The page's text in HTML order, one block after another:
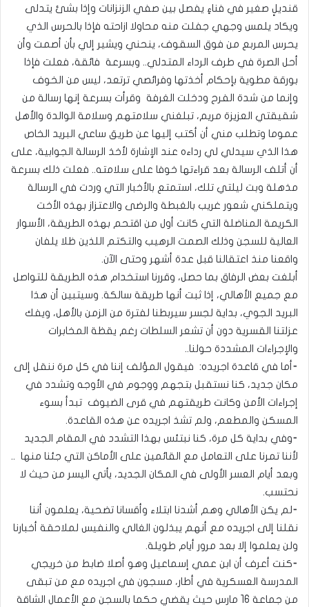
قنديلٍ صغير في فناءٍ يفصل بين صفي الزنزانات وإذا بشئ يتدلى
ويكاد يلمس وجهي جفلت منه محاولا ازاحته فإذا بالحرس الذي
يحرس المربع من فوق السقوف، ينحني ويشير إلي بأن أصمت وأن
أحل الصرة في طرف الرداء المتدلي.. وبسرعة فائقة، فعلت فإذا
بورقة مطوية بإحكام أخذتها وفرائصي ترتعد، ليس من الخوف
وإنما من شدة الفرح ودخلت الغرفة وقرأت بسرعة إنها رسالة من
شقيقتي العزيزة مريم، تبلغني سلامتهم وسلامة الوالدة والأهل
عموما وتطلب مني أن أكتب إليها عن طريق ساعي البريد الخاص
هذا الذي سيدلي لي رداءه عند الإشارة لأخذ الرسالة الجوابية، على
أن أتلف الرسالة بعد قراءتها خوفا على سلامته.. فعلت ذلك بسرعة
مذهلة وبت ليلتي تلك، استمتع بالأخبار التي وردت في الرسالة
ويتملكني شعور غريب بالغبطة والرضى والاعتزاز بهذه الأخت
الكريمة المناضلة التي كانت أول من اقتحم بهذه الطريقة، الأسوار
العالية للسجن وذلك الصمت الرهيب والتكتم اللذين ظلا يلفان
واقعنا منذ اعتقالنا قبل عدة أشهر وحتى الآن.
أبلغت بعض الرفاق بما حصل، وقررنا استخدام هذه الطريقة للتواصل
مع جميع الأهالي، إذا ثبت أنها طريقة سالكة. وسيتبين أن هذا
البريد الجوي، بداية لجسر سيربطنا لفترة من الزمن بالأهل، ويفك
عزلتنا القسرية دون أن تشعر السلطات رغم يقظة المخابرات
والإجراءات المشددة حولنا..
⁃أما في قاعدة اجريده: فيقول المؤلف إننا في كل مرة ننقل إلى
مكان جديد، كنا نستقبل بتجهم ووجوم في الأوجه وتشدد في
إجراءات الأمن وكانت طريقتهم في قرى الضيوف تبدأ بسوء
المسكن والمطعم، ولم تشذ اجريده عن هذه القاعدة.
⁃وفي بداية كل مرة، كنا نبتئس بهذا التشدد في المقام الجديد
لأننا تمرنا على التعامل مع القائمين على الأماكن التي جئنا منها ..
وبعد أيام العسر الأولى في المكان الجديد، يأتي اليسر من حيث لا
نحتسب.
⁃لم يكن الأهالي وهم أشدنا ابتلاء وأقسانا تضحية، يعلمون أننا
نقلنا إلى اجريده مع أنهم يبذلون الغالي والنفيس لملاحقة أخبارنا
ولن يعلموا إلا بعد مرور أيام طويلة.
⁃كنت أعرف أن ابن عمي إسماعيل وهو أصلا ضابط من خريجي
المدرسة العسكرية في أطار، مسجون في اجريده مع من تبقى
من جماعة 16 مارس حيث يقضي حكما بالسجن مع الأعمال الشاقة